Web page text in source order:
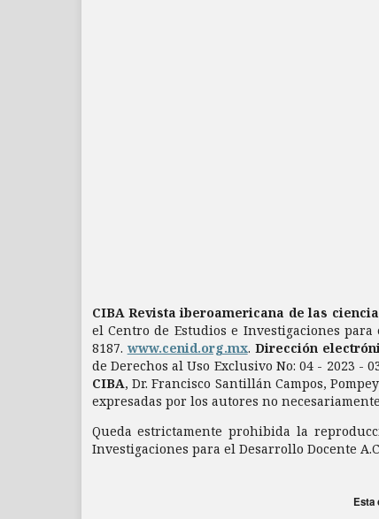
CIBA Revista iberoamericana de las
el Centro de Estudios e Investigaciones para
8187. www.cenid.org.mx. Dirección
de Derechos al Uso Exclusivo No: 04 - 2023 -
CIBA, Dr. Francisco Santillán Campos,
expresadas por los autores no
Queda estrictamente prohibida la
Investigaciones para el Desarrollo Docente
Esta